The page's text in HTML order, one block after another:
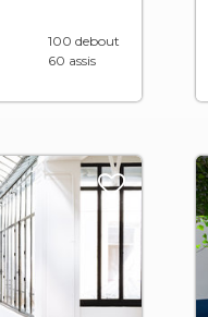
100 debout
60 assis